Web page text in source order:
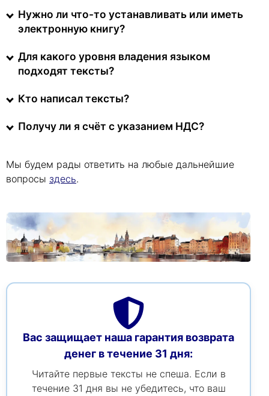
Нужно ли что-то устанавливать или иметь
электронную книгу?
Для какого уровня владения языком
подходят тексты?
Кто написал тексты?
Получу ли я счёт с указанием НДС?
Мы будем рады ответить на любые дальнейшие
вопросы здесь.
Вас защищает наша гарантия возврата
денег в течение 31 дня:
Читайте первые тексты не спеша. Если в
течение 31 дня вы не убедитесь, что ваш